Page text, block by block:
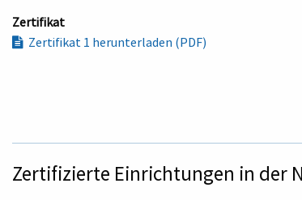
Zertifikat
Zertifikat 1 herunterladen (PDF)
Zertifizierte Einrichtungen in der